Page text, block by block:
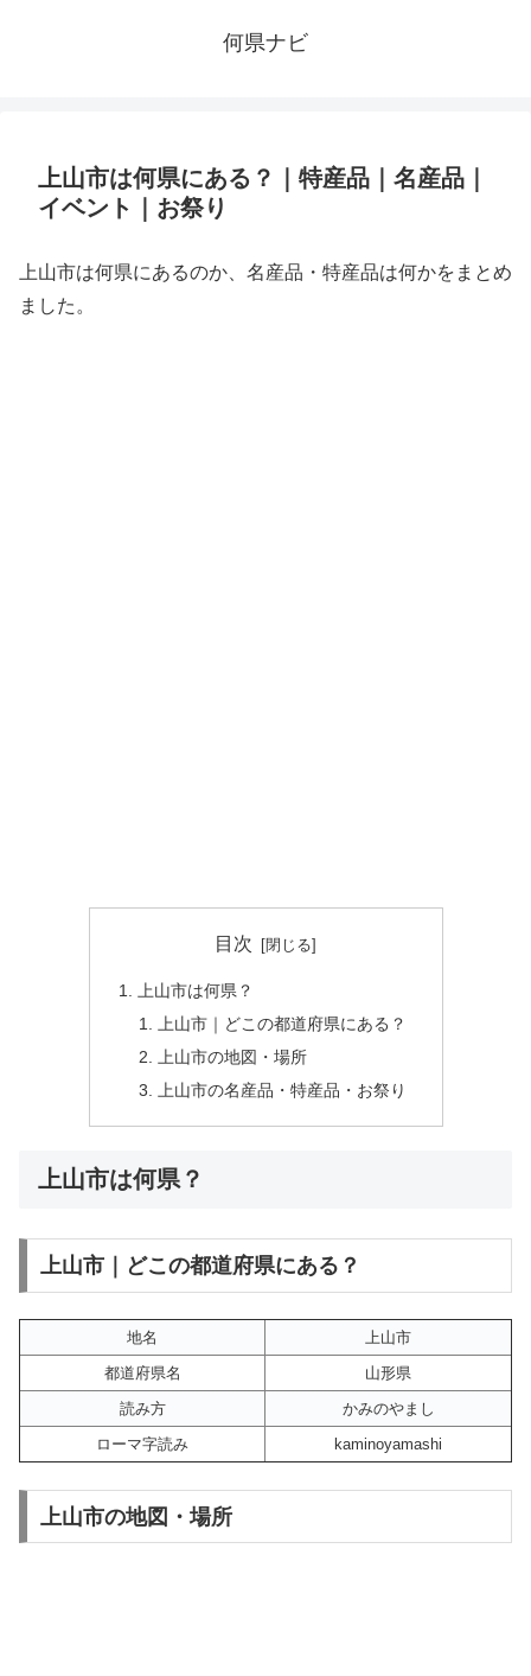
何県ナビ
上山市は何県にある？｜特産品｜名産品｜
イベント｜お祭り
上山市は何県にあるのか、名産品・特産品は何かをまとめ
ました。
目次
上山市は何県？
上山市｜どこの都道府県にある？
上山市の地図・場所
上山市の名産品・特産品・お祭り
上山市は何県？
上山市｜どこの都道府県にある？
地名
上山市
都道府県名
山形県
読み方
かみのやまし
ローマ字読み
kaminoyamashi
上山市の地図・場所